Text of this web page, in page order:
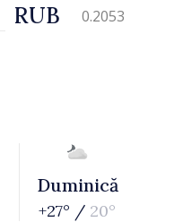
RUB 0.2053
Duminică
+27° / 20°